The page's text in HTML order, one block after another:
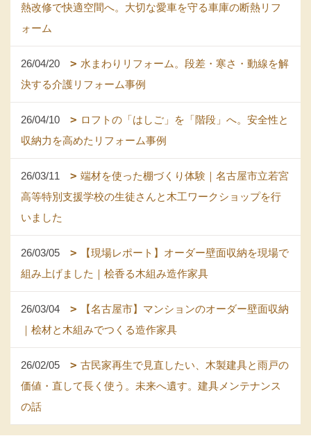
熱改修で快適空間へ。大切な愛車を守る車庫の断熱リフ
ォーム
26/04/20
水まわりリフォーム。段差・寒さ・動線を解
決する介護リフォーム事例
26/04/10
ロフトの「はしご」を「階段」へ。安全性と
収納力を高めたリフォーム事例
26/03/11
端材を使った棚づくり体験｜名古屋市立若宮
高等特別支援学校の生徒さんと木工ワークショップを行
いました
26/03/05
【現場レポート】オーダー壁面収納を現場で
組み上げました｜桧香る木組み造作家具
26/03/04
【名古屋市】マンションのオーダー壁面収納
｜桧材と木組みでつくる造作家具
26/02/05
古民家再生で見直したい、木製建具と雨戸の
価値・直して長く使う。未来へ遺す。建具メンテナンス
の話